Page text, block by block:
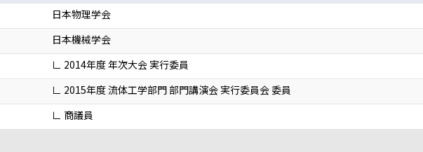
日本物理学会
日本機械学会
∟ 2014年度 年次大会 実行委員
∟ 2015年度 流体工学部門 部門講演会 実行委員会 委員
∟ 商議員